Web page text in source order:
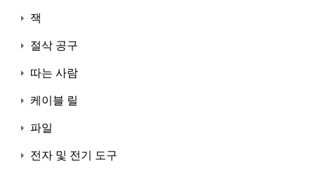
잭
절삭 공구
따는 사람
케이블 릴
파일
전자 및 전기 도구